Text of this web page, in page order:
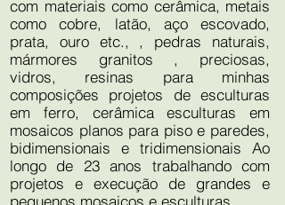
com materiais como cerâmica, metais
como cobre, latão, aço escovado,
prata, ouro etc., , pedras naturais,
mármores granitos , preciosas,
vidros, resinas para minhas
composições projetos de esculturas
em ferro, cerâmica esculturas em
mosaicos planos para piso e paredes,
bidimensionais e tridimensionais Ao
longo de 23 anos trabalhando com
projetos e execução de grandes e
pequenos mosaicos e esculturas.